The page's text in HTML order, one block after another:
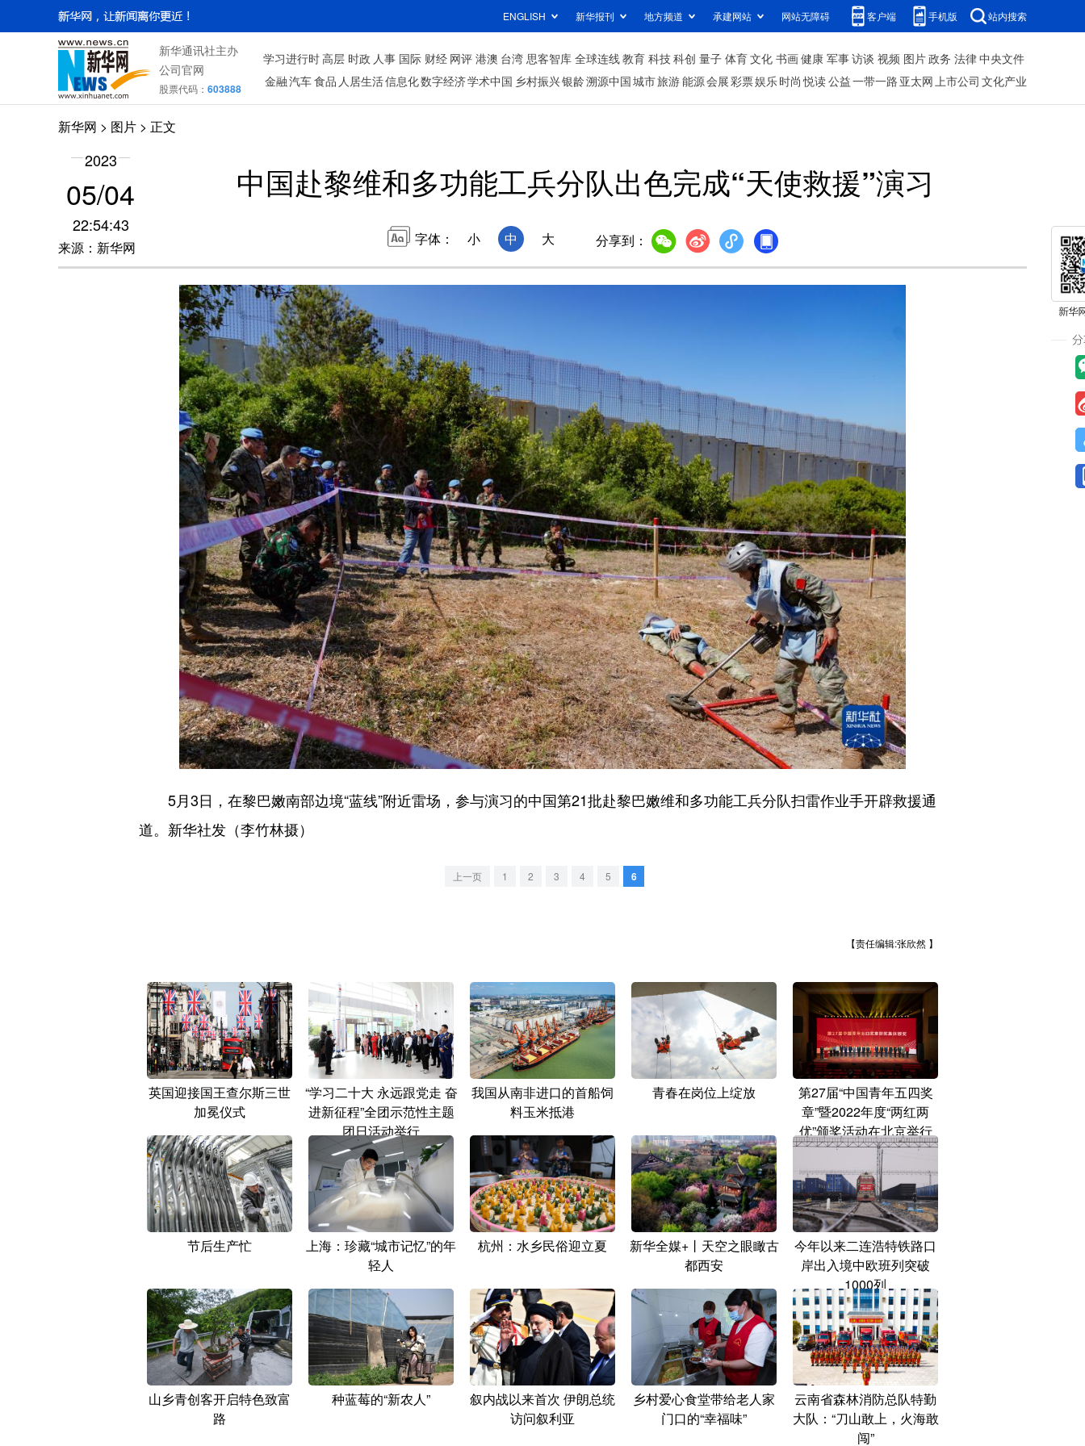
ENGLISH 新华报刊 地方频道 承建网站 网站无障碍 客户端 手机版 站内搜索
新华通讯社主办
公司官网
股票代码： 603888
学习进行时高层 时政 人事 国际 财经 网评 港澳 台湾 思客智库 全球连线教育 科技科创 量子 体育文化 书画健康 军事访谈 视频 图片政务 法律中央文件
金融汽车食品 人居生活信息化数字经济学术中国 乡村振兴银龄溯源中国城市旅游能源会展彩票娱乐时尚 悦读公益一带一路 亚太网上市公司 文化产业
新华网 > 图片 > 正文
2023
05/04
22:54:43
来源：新华网
中国赴黎维和多功能工兵分队出色完成“天使救援”演习
字体： 小 中 大 分享到：
5月3日，在黎巴嫩南部边境“蓝线”附近雷场，参与演习的中国第21批赴黎巴嫩维和多功能工兵分队扫雷作业手开辟救援通
道。新华社发（李竹林摄）
上一页 1 2 3 4 5 6
【责任编辑:张欣然 】
英国迎接国王查尔斯三世
加冕仪式
“学习二十大 永远跟党走 奋
进新征程”全团示范性主题
团日活动举行
我国从南非进口的首船饲
料玉米抵港
青春在岗位上绽放
第27届“中国青年五四奖
章”暨2022年度“两红两
优”颁奖活动在北京举行
节后生产忙
上海：珍藏“城市记忆”的年
轻人
杭州：水乡民俗迎立夏
新华全媒+丨天空之眼瞰古
都西安
今年以来二连浩特铁路口
岸出入境中欧班列突破
1000列
山乡青创客开启特色致富
路
种蓝莓的“新农人”
叙内战以来首次 伊朗总统
访问叙利亚
乡村爱心食堂带给老人家
门口的“幸福味”
云南省森林消防总队特勤
大队：“刀山敢上，火海敢
闯”